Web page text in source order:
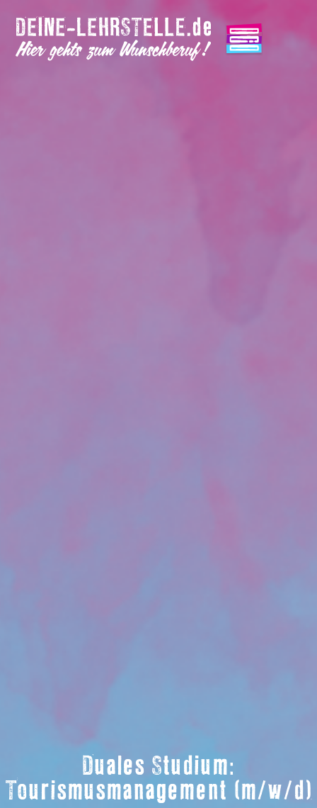
Duales Studium:
Tourismusmanagement (m/w/d)